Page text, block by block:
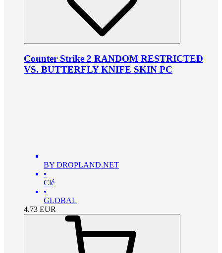
Counter Strike 2 RANDOM RESTRICTED
VS. BUTTERFLY KNIFE SKIN PC
BY DROPLAND.NET
•
Clé
•
GLOBAL
4.73 EUR